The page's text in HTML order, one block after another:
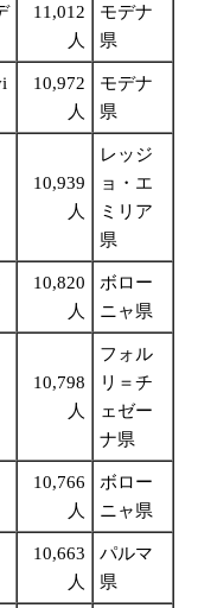
11,012
人
モデナ
県
10,972
人
モデナ
県
10,939
人
レッジ
ョ・エ
ミリア
県
10,820
人
ボロー
ニャ県
10,798
人
フォル
リ＝チ
ェゼー
ナ県
10,766
人
ボロー
ニャ県
10,663
人
パルマ
県